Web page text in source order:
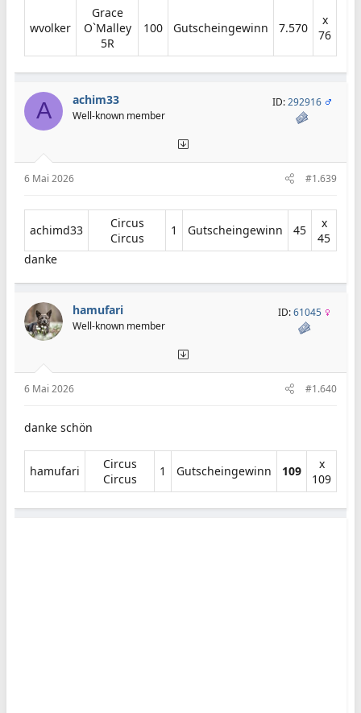
wvolker​
Grace
O`Malley
5R​
100​ Gutscheingewinn​ 7.570​
x
76​
A achim33
Well-known member
ID:292916
6 Mai 2026 #1.639
achimd33​
Circus
Circus​
1​ Gutscheingewinn​ 45​
x
45​
danke
hamufari
Well-known member
ID:61045
6 Mai 2026 #1.640
danke schön
hamufari​
Circus
Circus​
1​ Gutscheingewinn​ 109
x
109​